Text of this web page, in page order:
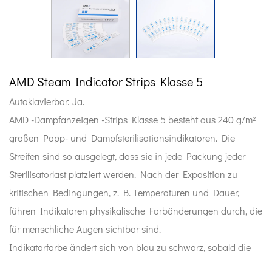
AMD Steam Indicator Strips Klasse 5
Autoklavierbar: Ja.
AMD -Dampfanzeigen -Strips Klasse 5 besteht aus 240 g/m²
großen Papp- und Dampfsterilisationsindikatoren. Die
Streifen sind so ausgelegt, dass sie in jede Packung jeder
Sterilisatorlast platziert werden. Nach der Exposition zu
kritischen Bedingungen, z. B. Temperaturen und Dauer,
führen Indikatoren physikalische Farbänderungen durch, die
für menschliche Augen sichtbar sind.
Indikatorfarbe ändert sich von blau zu schwarz, sobald die